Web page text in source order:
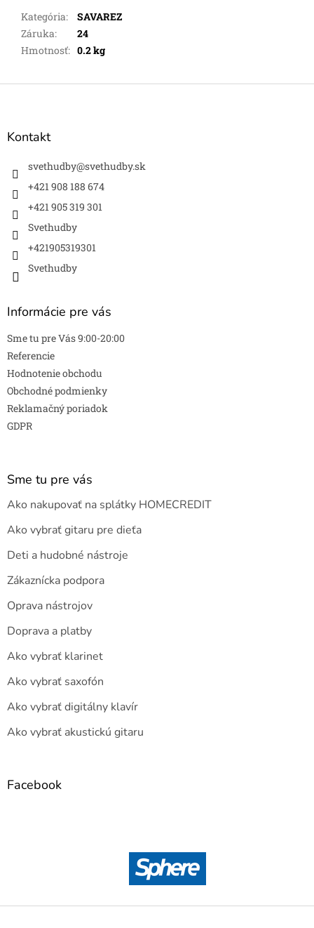
Kategória:
SAVAREZ
Záruka:
24
Hmotnosť: 0.2 kg
Z
Kontakt
svethudby@svethudby.sk
+421 908 188 674
+421 905 319 301
Svethudby
+421905319301
Svethudby
Informácie pre vás
Sme tu pre Vás 9:00-20:00
Referencie
Hodnotenie obchodu
Obchodné podmienky
Reklamačný poriadok
GDPR
Sme tu pre vás
Ako nakupovať na splátky HOMECREDIT
Ako vybrať gitaru pre dieťa
Deti a hudobné nástroje
Zákaznícka podpora
Oprava nástrojov
Doprava a platby
Ako vybrať klarinet
Ako vybrať saxofón
Ako vybrať digitálny klavír
Ako vybrať akustickú gitaru
Facebook